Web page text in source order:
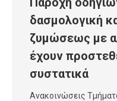
δασμολογική
ζυμώσεως με
έχουν
συστατικά
Ανακοινώσεις